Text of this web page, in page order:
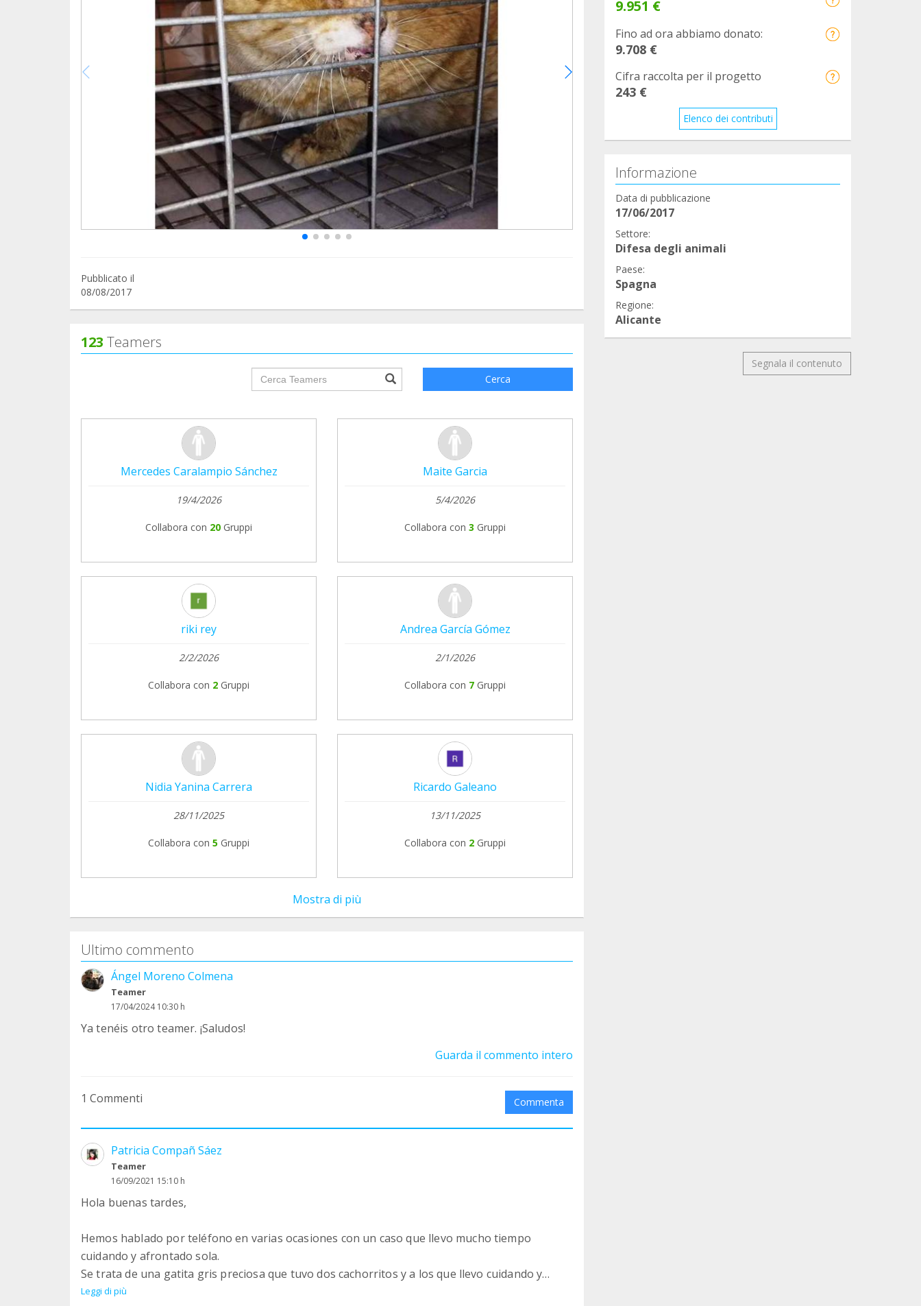
Pubblicato il
08/08/2017
123 Teamers
groupProfile.searchForm.search.text??? Cerca
Mercedes Caralampio Sánchez
19/4/2026
Collabora con 20 Gruppi
Maite Garcia
5/4/2026
Collabora con 3 Gruppi
riki rey
2/2/2026
Collabora con 2 Gruppi
Andrea García Gómez
2/1/2026
Collabora con 7 Gruppi
Nidia Yanina Carrera
28/11/2025
Collabora con 5 Gruppi
Ricardo Galeano
13/11/2025
Collabora con 2 Gruppi
Mostra di più
Ultimo commento
Ángel Moreno Colmena
Teamer
17/04/2024 10:30 h
Ya tenéis otro teamer. ¡Saludos!
Guarda il commento intero
1 Commenti Commenta
Patricia Compañ Sáez
Teamer
16/09/2021 15:10 h
Hola buenas tardes,
Hemos hablado por teléfono en varias ocasiones con un caso que llevo mucho tiempo
cuidando y afrontado sola.
Se trata de una gatita gris preciosa que tuvo dos cachorritos y a los que llevo cuidando y
alimentando desde antes que nacieran.
Leggi di più
9.951 €
Fino ad ora abbiamo donato:
9.708 €
Cifra raccolta per il progetto
243 €
Elenco dei contributi
Informazione
Data di pubblicazione
17/06/2017
Settore:
Difesa degli animali
Paese:
Spagna
Regione:
Alicante
Segnala il contenuto